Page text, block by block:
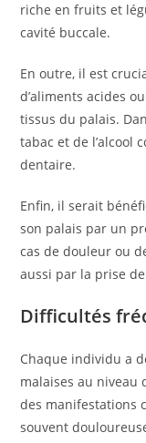
riche en fruits et
cavité buccale.
En outre, il est
d’aliments acides
tissus du palais.
tabac et de l’alcool
dentaire.
Enfin, il serait
son palais par un
cas de douleur ou
aussi par la prise
Difficultés
Chaque individu a
malaises au niveau
des manifestations
souvent